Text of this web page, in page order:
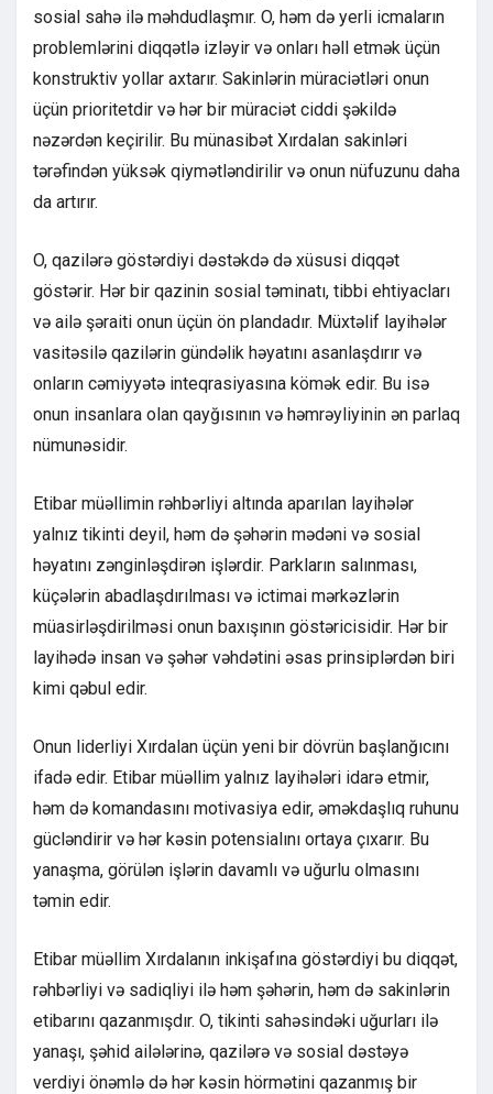
sosial sahə ilə məhdudlaşmır. O, həm də yerli icmaların
problemlərini diqqətlə izləyir və onları həll etmək üçün
konstruktiv yollar axtarır. Sakinlərin müraciətləri onun
üçün prioritetdir və hər bir müraciət ciddi şəkildə
nəzərdən keçirilir. Bu münasibət Xırdalan sakinləri
tərəfindən yüksək qiymətləndirilir və onun nüfuzunu daha
da artırır.
O, qazilərə göstərdiyi dəstəkdə də xüsusi diqqət
göstərir. Hər bir qazinin sosial təminatı, tibbi ehtiyacları
və ailə şəraiti onun üçün ön plandadır. Müxtəlif layihələr
vasitəsilə qazilərin gündəlik həyatını asanlaşdırır və
onların cəmiyyətə inteqrasiyasına kömək edir. Bu isə
onun insanlara olan qayğısının və həmrəyliyinin ən parlaq
nümunəsidir.
Etibar müəllimin rəhbərliyi altında aparılan layihələr
yalnız tikinti deyil, həm də şəhərin mədəni və sosial
həyatını zənginləşdirən işlərdir. Parkların salınması,
küçələrin abadlaşdırılması və ictimai mərkəzlərin
müasirləşdirilməsi onun baxışının göstəricisidir. Hər bir
layihədə insan və şəhər vəhdətini əsas prinsiplərdən biri
kimi qəbul edir.
Onun liderliyi Xırdalan üçün yeni bir dövrün başlanğıcını
ifadə edir. Etibar müəllim yalnız layihələri idarə etmir,
həm də komandasını motivasiya edir, əməkdaşlıq ruhunu
gücləndirir və hər kəsin potensialını ortaya çıxarır. Bu
yanaşma, görülən işlərin davamlı və uğurlu olmasını
təmin edir.
Etibar müəllim Xırdalanın inkişafına göstərdiyi bu diqqət,
rəhbərliyi və sadiqliyi ilə həm şəhərin, həm də sakinlərin
etibarını qazanmışdır. O, tikinti sahəsindəki uğurları ilə
yanaşı, şəhid ailələrinə, qazilərə və sosial dəstəyə
verdiyi önəmlə də hər kəsin hörmətini qazanmış bir